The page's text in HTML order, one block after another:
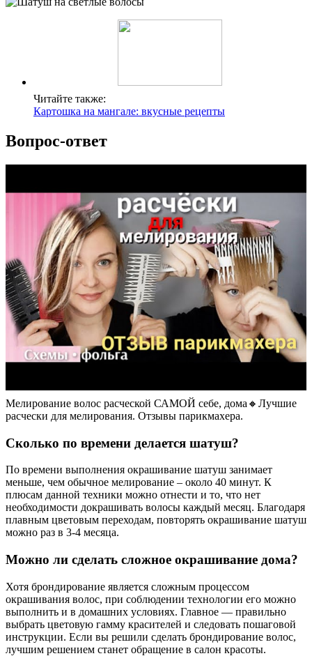
Читайте также:
Картошка на мангале: вкусные рецепты
Вопрос-ответ
Мелирование волос расческой САМОЙ себе, дома🔸️Лучшие
расчески для мелирования. Отзывы парикмахера.
Сколько по времени делается шатуш?
По времени выполнения окрашивание шатуш занимает
меньше, чем обычное мелирование – около 40 минут. К
плюсам данной техники можно отнести и то, что нет
необходимости докрашивать волосы каждый месяц. Благодаря
плавным цветовым переходам, повторять окрашивание шатуш
можно раз в 3-4 месяца.
Можно ли сделать сложное окрашивание дома?
Хотя брондирование является сложным процессом
окрашивания волос, при соблюдении технологии его можно
выполнить и в домашних условиях. Главное — правильно
выбрать цветовую гамму красителей и следовать пошаговой
инструкции. Если вы решили сделать брондирование волос,
лучшим решением станет обращение в салон красоты.